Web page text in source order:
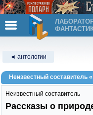
◄ антологии
Неизвестный составитель
Неизвестный составитель
Рассказы о